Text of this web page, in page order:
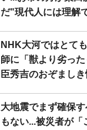
だ"現代人には理解
NHK大河ではとて
師に「獣より劣っ
臣秀吉のおぞまし
大地震でまず確保
もない...被災者が